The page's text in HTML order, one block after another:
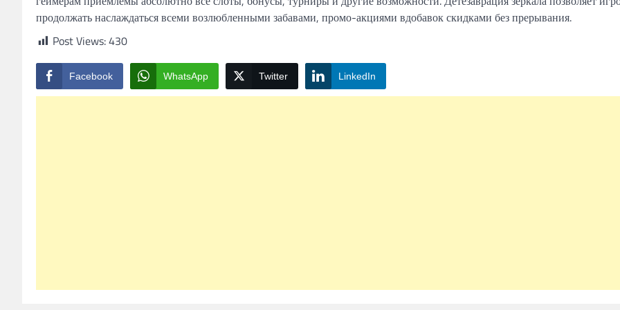
продолжать наслаждаться всеми возлюбленными забавами, промо-акциями вдобавок скидками без прерывания.
Post Views:430
Facebook WhatsApp Twitter LinkedIn